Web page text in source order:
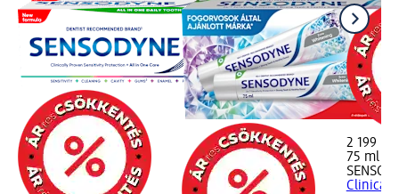
2 199 Ft
75 ml
Clinical